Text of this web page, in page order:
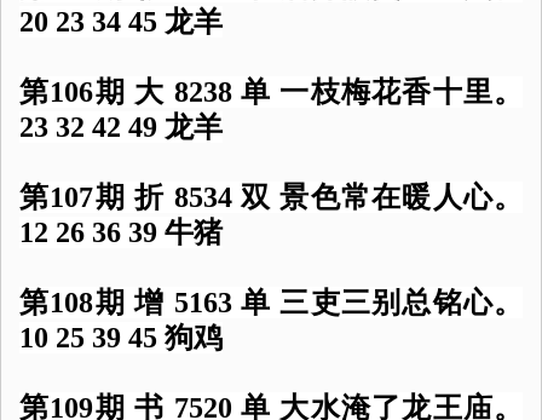
20 23 34 45 龙羊
第106期 大 8238 单 一枝梅花香十里。
23 32 42 49 龙羊
第107期 折 8534 双 景色常在暖人心。
12 26 36 39 牛猪
第108期 增 5163 单 三吏三别总铭心。
10 25 39 45 狗鸡
第109期 书 7520 单 大水淹了龙王庙。